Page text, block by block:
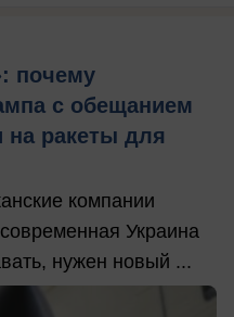
почему
с обещанием
на ракеты для
компании
Украина
нужен новый ...